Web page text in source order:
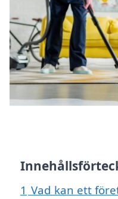
1 Vad kan ett